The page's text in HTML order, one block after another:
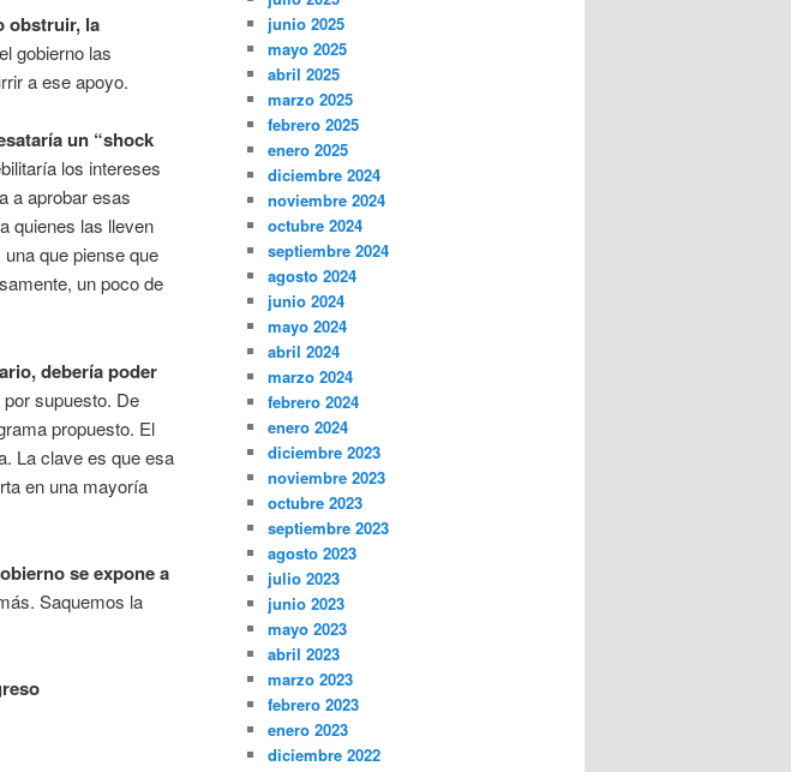
obstruir, la
gobierno las
a ese apoyo.
un “shock
los intereses
a aprobar esas
quienes las lleven
que piense que
un poco de
debería poder
supuesto. De
propuesto. El
La clave es que esa
en una mayoría
se expone a
Saquemos la
junio 2025
mayo 2025
abril 2025
marzo 2025
febrero 2025
enero 2025
diciembre 2024
noviembre 2024
octubre 2024
septiembre 2024
agosto 2024
junio 2024
mayo 2024
abril 2024
marzo 2024
febrero 2024
enero 2024
diciembre 2023
noviembre 2023
octubre 2023
septiembre 2023
agosto 2023
julio 2023
junio 2023
mayo 2023
abril 2023
marzo 2023
febrero 2023
enero 2023
diciembre 2022